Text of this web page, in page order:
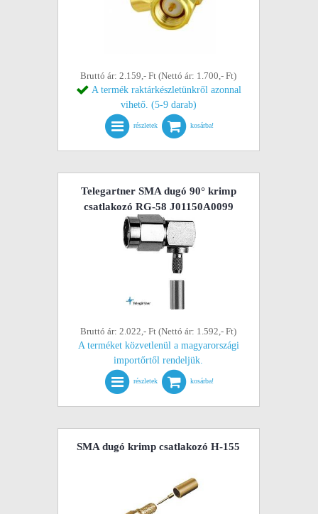
Bruttó ár: 2.159,- Ft (Nettó ár: 1.700,- Ft)
A termék raktárkészletünkről azonnal
vihető. (5-9 darab)
részletek kosárba!
Telegartner SMA dugó 90° krimp
csatlakozó RG-58 J01150A0099
Bruttó ár: 2.022,- Ft (Nettó ár: 1.592,- Ft)
A terméket közvetlenül a magyarországi
importőrtől rendeljük.
részletek kosárba!
SMA dugó krimp csatlakozó H-155